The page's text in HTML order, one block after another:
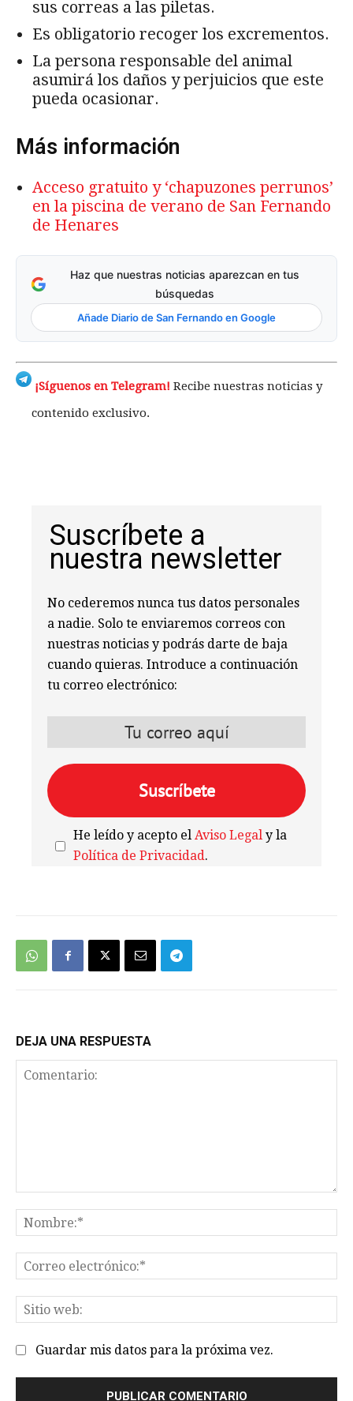
sus correas a las piletas.
Es obligatorio recoger los excrementos.
La persona responsable del animal
asumirá los daños y perjuicios que este
pueda ocasionar.
Más información
Acceso gratuito y ‘chapuzones perrunos’
en la piscina de verano de San Fernando
de Henares
Haz que nuestras noticias aparezcan en tus
búsquedas
Añade Diario de San Fernando en Google
¡Síguenos en Telegram! Recibe nuestras noticias y
contenido exclusivo.
Suscríbete a
nuestra newsletter
No cederemos nunca tus datos personales
a nadie. Solo te enviaremos correos con
nuestras noticias y podrás darte de baja
cuando quieras. Introduce a continuación
tu correo electrónico:
He leído y acepto elAviso Legal y la
Política de Privacidad.
DEJA UNA RESPUESTA
Guardar mis datos para la próxima vez.